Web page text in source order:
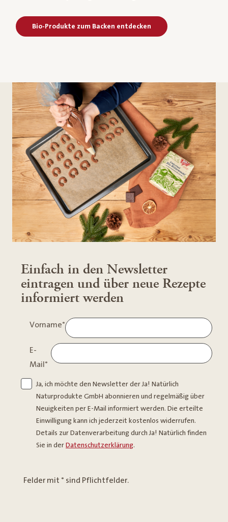
Bio-Produkte zum Backen entdecken
Einfach in den Newsletter
eintragen und über neue Rezepte
informiert werden
Vorname*
E-
Mail *
Ja, ich möchte den Newsletter der Ja! Natürlich
Naturprodukte GmbH abonnieren und regelmäßig über
Neuigkeiten per E-Mail informiert werden. Die erteilte
Einwilligung kann ich jederzeit kostenlos widerrufen.
Details zur Datenverarbeitung durch Ja! Natürlich finden
Sie in derDatenschutzerklärung.
Felder mit * sind Pflichtfelder.